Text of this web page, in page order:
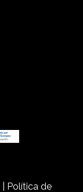
Política de